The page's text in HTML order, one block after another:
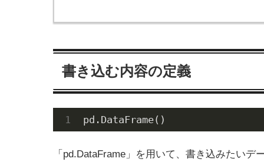
書き込む内容の定義
pd.DataFrame()
「pd.DataFrame」を用いて、書き込みたいデ